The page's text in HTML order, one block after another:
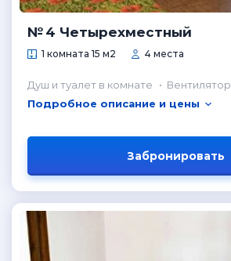
№ 4 Четырехместный
1 комната 15 м2 4 места
Душ и туалет в комнате
Вентилятор
Подробное описание и цены
Забронировать